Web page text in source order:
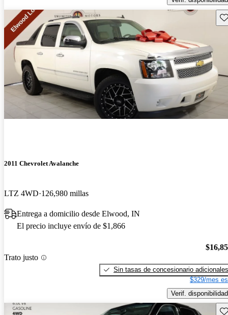
2011 Chevrolet Avalanche
LTZ 4WD 126,980 millas
Entrega a domicilio desde Elwood, IN
El precio incluye envío de $1,866
Trato justo
Sin tasas de concesionario adicionales
$329/mes
Verif. disponibilidad